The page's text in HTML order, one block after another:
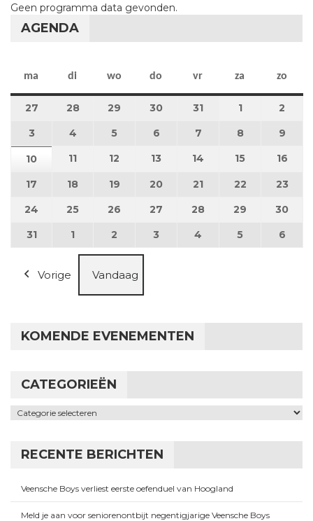
Geen programma data gevonden.
AGENDA
ma maandag
di dinsdag
wo woensdag
do donderdag
vr vrijdag
za zaterdag
zo
27 27 juli 2026
28 28 juli 2026
29 29 juli 2026
30 30 juli 2026
31 31 juli 2026
11 augustus
2
3 3 augustus 2026
4 4 augustus 2026
5 5 augustus 2026
6 6 augustus 2026
7 7 augustus 2026
8 8 augustus
9
10 10 augustus 2026
11 11 augustus 2026
12 12 augustus 2026
13 13 augustus 2026
14 14 augustus 2026
15 15 16
17 17 augustus 2026
18 18 augustus 2026
19 19 augustus 2026
20 20 augustus 2026
21 21 augustus 2026
22 22 23
24 24 augustus 2026
25 25 augustus 2026
26 26 augustus 2026
27 27 augustus 2026
28 28 augustus 2026
29 29 30
3131 augustus 2026
1 1 september 2026
2 2 september 2026
3 3 september 2026
4 4 september 2026
5 5 6
Vorige Vandaag
KOMENDE EVENEMENTEN
CATEGORIEËN
Categorieën
RECENTE BERICHTEN
Veensche Boys verliest eerste oefenduel van Hoogland
Meld je aan voor seniorenontbijt negentigjarige Veensche Boys